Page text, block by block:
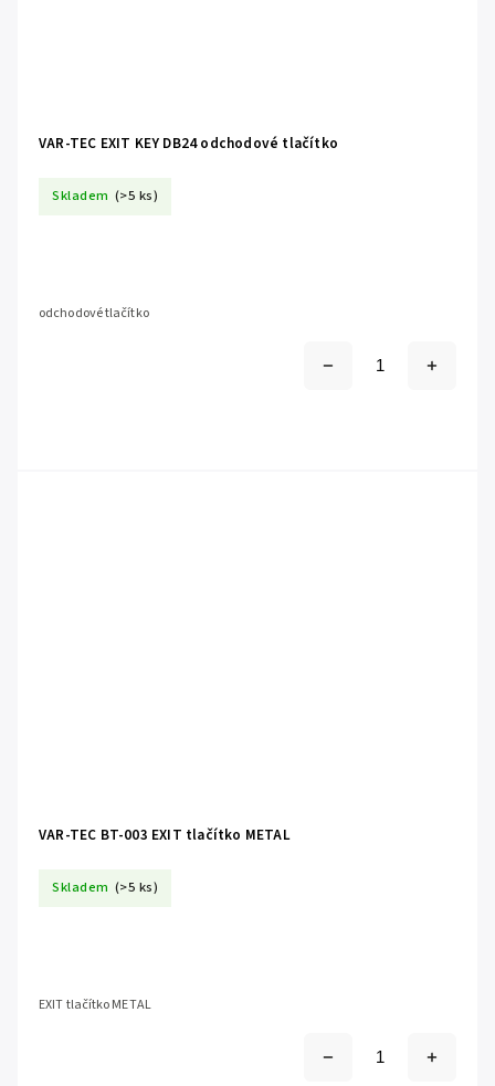
VAR-TEC EXIT KEY DB24 odchodové tlačítko
Skladem (>5 ks)
odchodové tlačítko
VAR-TEC BT-003 EXIT tlačítko METAL
Skladem (>5 ks)
EXIT tlačítko METAL